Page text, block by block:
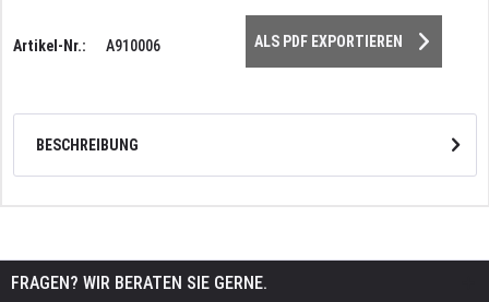
Artikel-Nr.: A910006 ALS PDF EXPORTIEREN
BESCHREIBUNG
FRAGEN? WIR BERATEN SIE GERNE.